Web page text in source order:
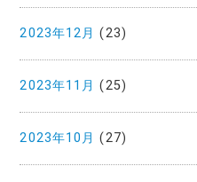
2023年12月 (23)
2023年11月 (25)
2023年10月 (27)